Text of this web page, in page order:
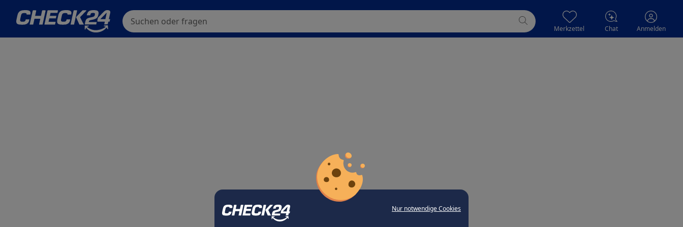
Nur notwendige Cookies
Suchen oder fragen
Merkzettel Chat Anmelden